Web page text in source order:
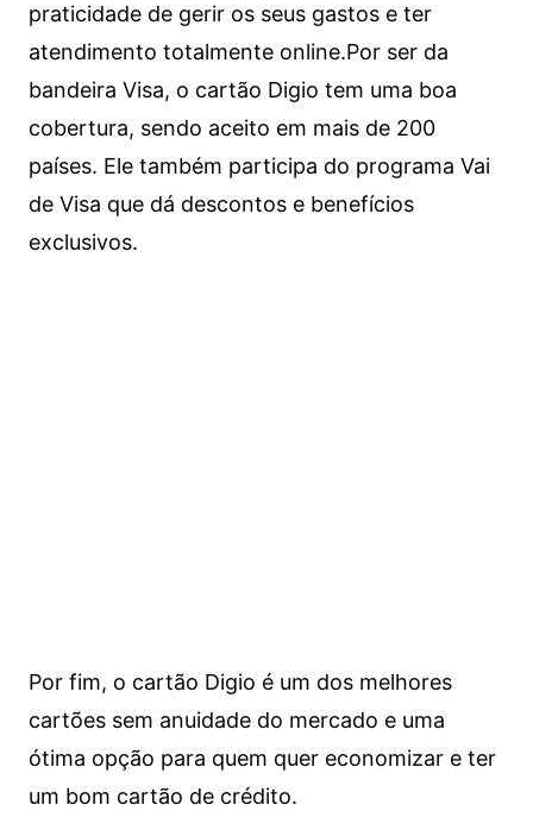
praticidade de gerir os seus gastos e ter
atendimento totalmente online.Por ser da
bandeira Visa, o cartão Digio tem uma boa
cobertura, sendo aceito em mais de 200
países. Ele também participa do programa Vai
de Visa que dá descontos e benefícios
exclusivos.
Por fim, o cartão Digio é um dos melhores
cartões sem anuidade do mercado e uma
ótima opção para quem quer economizar e ter
um bom cartão de crédito.